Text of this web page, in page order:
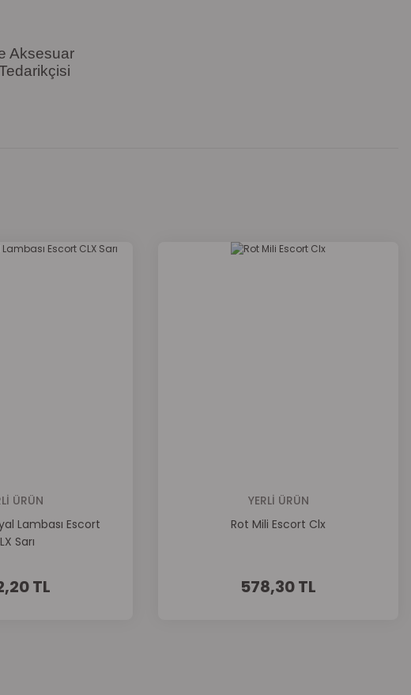
Aksesuar
tarafımıza iletebilirsiniz.
ÜRÜN
Lambası Escort
Sarı
TL
YERLİ ÜRÜN
Rot Mili Escort Clx
578,30 TL